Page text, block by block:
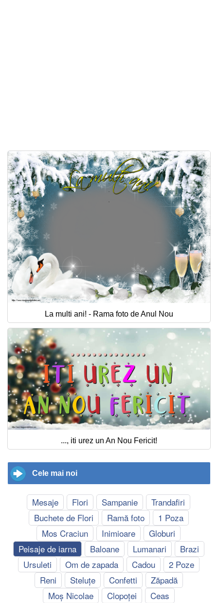
La multi ani! - Rama foto de Anul Nou
..., iti urez un An Nou Fericit!
Cele mai noi
Mesaje Flori Sampanie
Trandafiri
Buchete de Flori
Ramă foto
1 Poza
Mos Craciun
Inimioare
Globuri
Peisaje de iarna
Baloane Lumanari
Brazi
Ursuleti
Om de zapada Cadou
2 Poze
Reni
Steluțe Confetti
Zăpadă
Moș Nicolae
Clopoței Ceas